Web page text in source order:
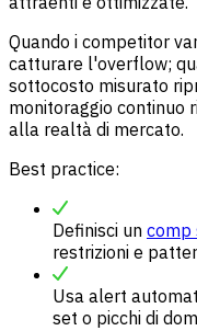
Quando i competitor
catturare l'overflow;
sottocosto misurato
monitoraggio continuo
alla realtà di mercato.
Best practice:
Definisci un comp
restrizioni e
Usa alert
set o picchi di